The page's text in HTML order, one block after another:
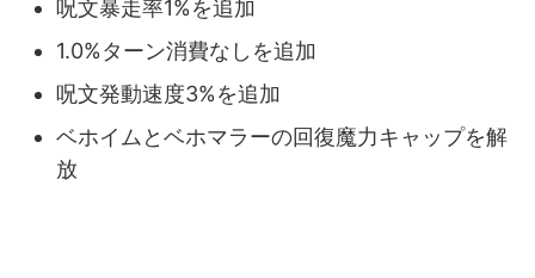
呪文暴走率1%を追加
1.0%ターン消費なしを追加
呪文発動速度3%を追加
ベホイムとベホマラーの回復魔力キャップを解
放